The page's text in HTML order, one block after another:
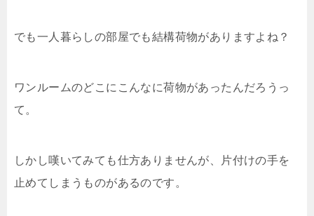
でも一人暮らしの部屋でも結構荷物がありますよね？
ワンルームのどこにこんなに荷物があったんだろうっ
て。
しかし嘆いてみても仕方ありませんが、片付けの手を
止めてしまうものがあるのです。